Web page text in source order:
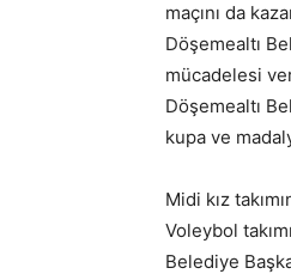
maçını da
Döşemealtı
mücadelesi
Döşemealtı
kupa ve
Midi kız
Voleybol
Belediye